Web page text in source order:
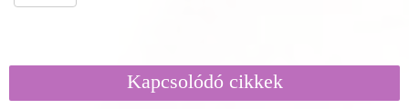
Kapcsolódó cikkek